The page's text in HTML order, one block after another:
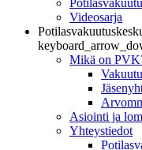
Videosarja
Mikä on
Asiointi ja
Yhteystiedot